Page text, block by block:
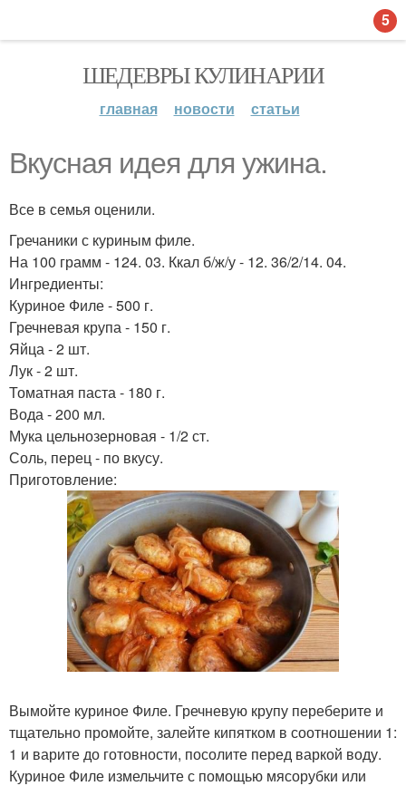
ШЕДЕВРЫ КУЛИНАРИИ
главная новости статьи
Вкусная идея для ужина.
Все в семья оценили.
Гречаники с куриным филе.
На 100 грамм - 124. 03. Ккал б/ж/у - 12. 36/2/14. 04.
Ингредиенты:
Куриное Филе - 500 г.
Гречневая крупа - 150 г.
Яйца - 2 шт.
Лук - 2 шт.
Томатная паста - 180 г.
Вода - 200 мл.
Мука цельнозерновая - 1/2 ст.
Соль, перец - по вкусу.
Приготовление:
Вымойте куриное Филе. Гречневую крупу переберите и
тщательно промойте, залейте кипятком в соотношении 1:
1 и варите до готовности, посолите перед варкой воду.
Куриное Филе измельчите с помощью мясорубки или
5